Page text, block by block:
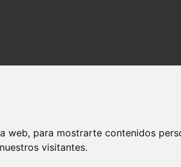
web, para mostrarte contenidos
visitantes.